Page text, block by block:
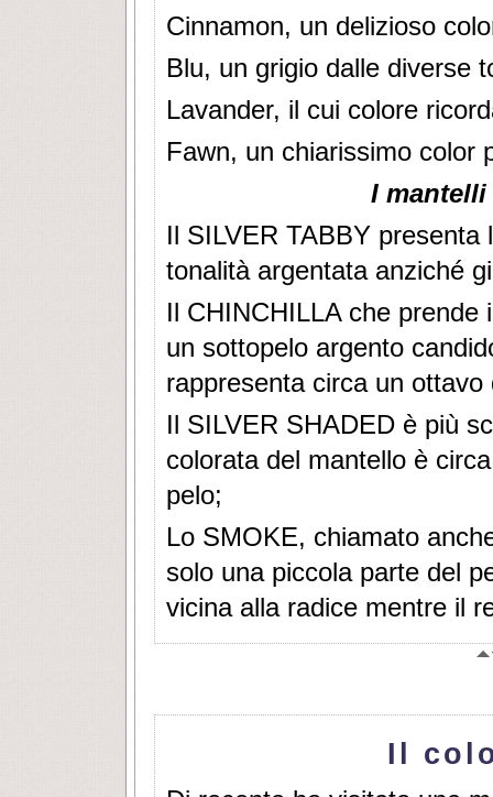
Cinnamon, un delizioso
Blu, un grigio dalle diverse
Lavander, il cui colore
Fawn, un chiarissimo color
I
Il SILVER TABBY
tonalità argentata anziché
Il CHINCHILLA che
un sottopelo argento
rappresenta circa un
Il SILVER SHADED è più
colorata del mantello è
pelo;
Lo SMOKE, chiamato
solo una piccola parte del
vicina alla radice mentre il
Il